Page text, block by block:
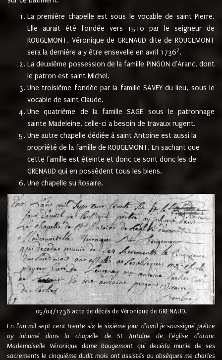
La première chapelle est sous le vocable de saint Pierre.
Elle aurait été fondée vers 1510 par le seigneur de
ROUGEMONT. Véronique de GRENAUD dite de ROUGEMONT
sera la dernière a y être ensevelie en avril 17367.
La deuxième possession de la famille PINGON d'Aranc, dont
le patron est saint Michel.
Une troisième fondée par la famille SAVEY du lieu, sous le
vocable de saint Claude.
Une quatrième de la famille SAGE sous le patronnage
sainte Madeleine. celle-ci a besoin de travaux rugent.
Une autre chapelle dédiée à saint Antoine est aussi la
propriété de la famille de ROUGEMONT. En sachant que
cette famille est éteinte et donc ce sont donc les de
GRENAUD qui en possèdent tous les biens.
Une chapelle su Rosaire.
05/04/1736 acte de décès de Véronique de GRENAUD.
En l'an mil sept cent trente six le sixième jour d'avril je soussigné prêtre
ay inhumé dans la chapelle de St Antoine de l'église d'aranc
Mademoiselle Véronique dame Rougemont qui decéda munie de ses
sacrements le cinquième dudit mois ont assistés au obsèques me charles